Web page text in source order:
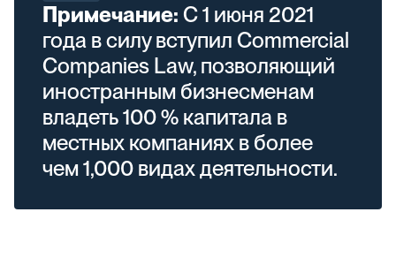
Примечание: С 1 июня 2021
года в силу вступил Commercial
Companies Law, позволяющий
иностранным бизнесменам
владеть 100 % капитала в
местных компаниях в более
чем 1,000 видах деятельности.